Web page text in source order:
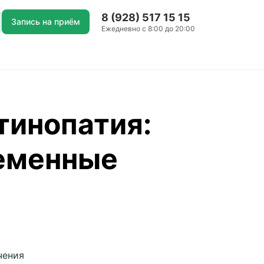
Запись на приём 8 (928) 517 15 15
Ежедневно с 8:00 до 20:00